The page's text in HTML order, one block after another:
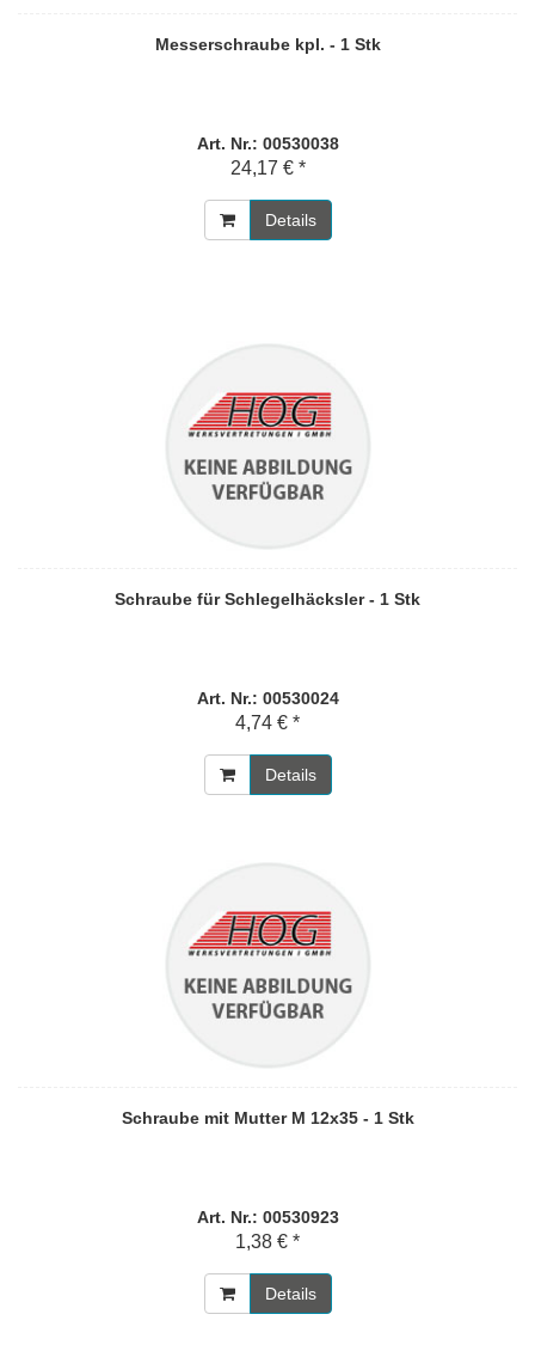
Messerschraube kpl. - 1 Stk
Art. Nr.: 00530038
24,17 € *
Details
Schraube für Schlegelhäcksler - 1 Stk
Art. Nr.: 00530024
4,74 € *
Details
Schraube mit Mutter M 12x35 - 1 Stk
Art. Nr.: 00530923
1,38 € *
Details